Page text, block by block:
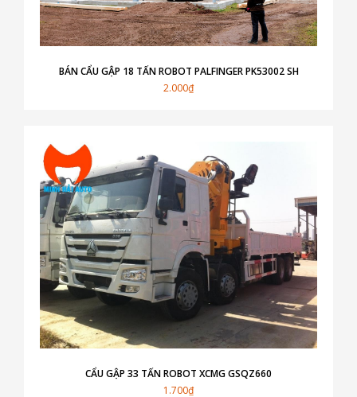
BÁN CẨU GẬP 18 TẤN ROBOT PALFINGER PK53002 SH
2.000₫
CẨU GẬP 33 TẤN ROBOT XCMG GSQZ660
1.700₫